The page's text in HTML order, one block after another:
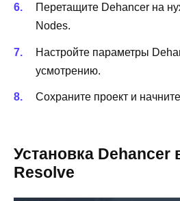
Перетащите Dehancer на
Nodes.
Настройте параметры
усмотрению.
Сохраните проект и
Установка Dehancer
Resolve